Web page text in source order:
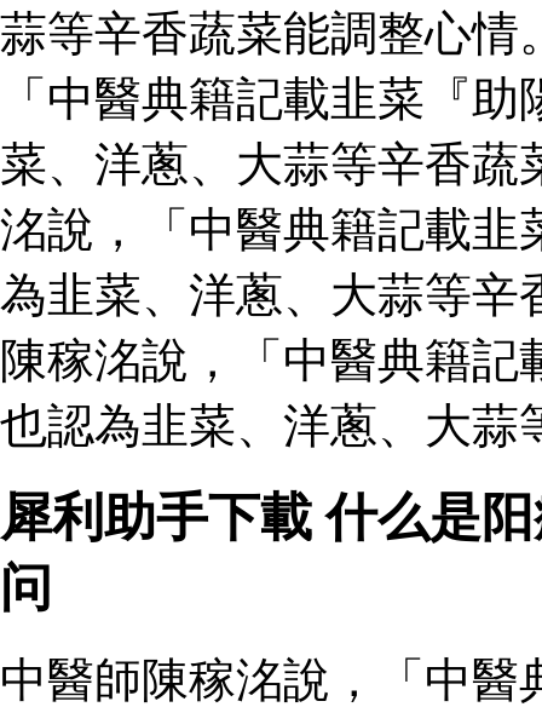
蒜等辛香蔬菜能調整心情
「中醫典籍記載韭菜『
菜、洋蔥、大蒜等辛香蔬
洺說，「中醫典籍記載韭
為韭菜、洋蔥、大蒜等辛
陳稼洺說，「中醫典籍
也認為韭菜、洋蔥、大蒜
犀利助手下載 什么是
问
中醫師陳稼洺說，「中